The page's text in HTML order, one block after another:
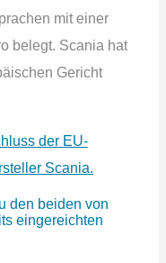
mit einer
belegt. Scania hat
Gericht
der EU-
Scania.
den beiden von
eingereichten